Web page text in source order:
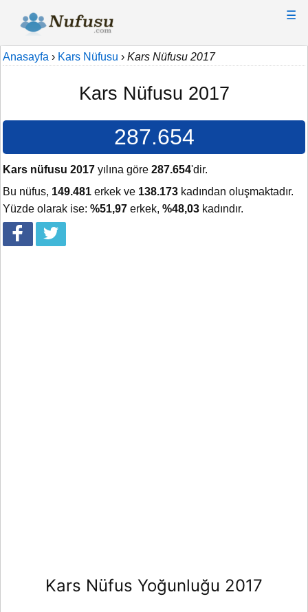
☰
Anasayfa › Kars Nüfusu › Kars Nüfusu 2017
Kars Nüfusu 2017
287.654
Kars nüfusu 2017 yılına göre 287.654'dir.
Bu nüfus, 149.481 erkek ve 138.173 kadından oluşmaktadır.
Yüzde olarak ise: %51,97 erkek, %48,03 kadındır.
Kars Nüfus Yoğunluğu 2017